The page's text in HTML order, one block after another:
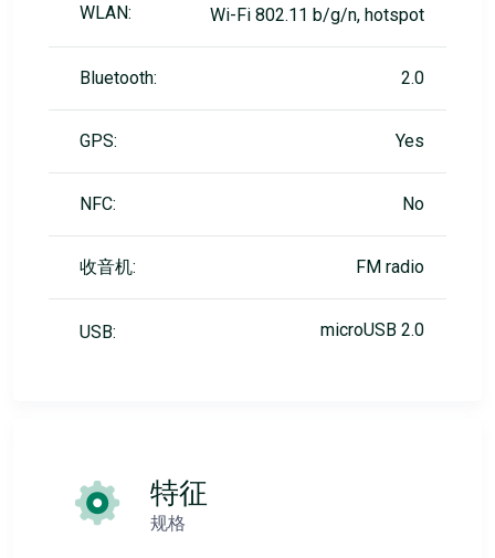
WLAN: Wi-Fi 802.11 b/g/n, hotspot
Bluetooth: 2.0
GPS: Yes
NFC: No
收音机: FM radio
USB: microUSB 2.0
特征
规格